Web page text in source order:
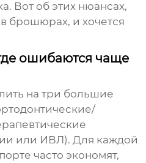
Вот об этих нюансах,
брошюрах, и хочется
ошибаются чаще
на три большие
или ИВЛ). Для каждой
часто экономят,